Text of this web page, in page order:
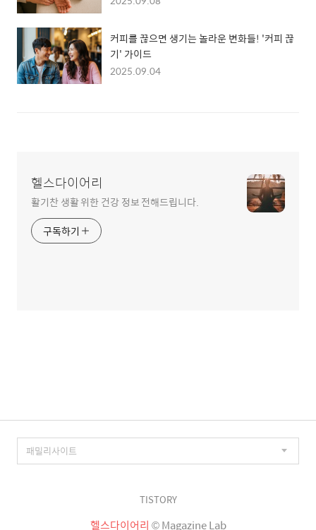
커피를 끊으면 생기는 놀라운 변화들! '커피 끊
기' 가이드
2025.09.04
헬스다이어리
활기찬 생활 위한 건강 정보 전해드립니다.
구독하기
TISTORY
헬스다이어리 © Magazine Lab